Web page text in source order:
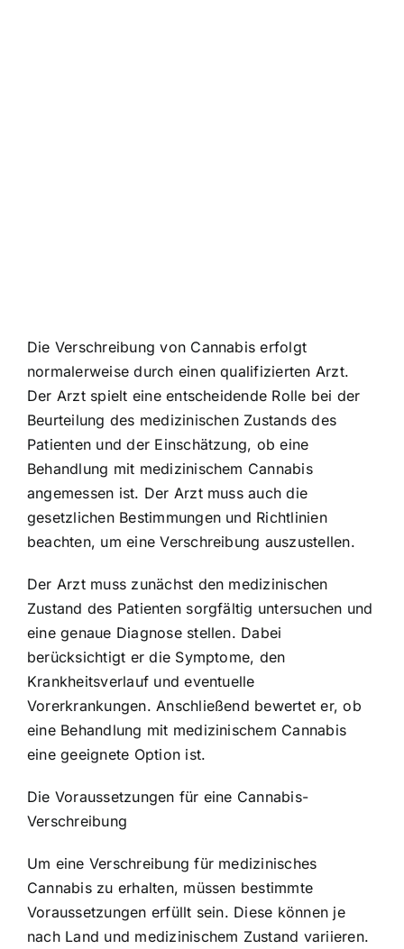
Die Verschreibung von Cannabis erfolgt
normalerweise durch einen qualifizierten Arzt.
Der Arzt spielt eine entscheidende Rolle bei der
Beurteilung des medizinischen Zustands des
Patienten und der Einschätzung, ob eine
Behandlung mit medizinischem Cannabis
angemessen ist. Der Arzt muss auch die
gesetzlichen Bestimmungen und Richtlinien
beachten, um eine Verschreibung auszustellen.
Der Arzt muss zunächst den medizinischen
Zustand des Patienten sorgfältig untersuchen und
eine genaue Diagnose stellen. Dabei
berücksichtigt er die Symptome, den
Krankheitsverlauf und eventuelle
Vorerkrankungen. Anschließend bewertet er, ob
eine Behandlung mit medizinischem Cannabis
eine geeignete Option ist.
Die Voraussetzungen für eine Cannabis-
Verschreibung
Um eine Verschreibung für medizinisches
Cannabis zu erhalten, müssen bestimmte
Voraussetzungen erfüllt sein. Diese können je
nach Land und medizinischem Zustand variieren.